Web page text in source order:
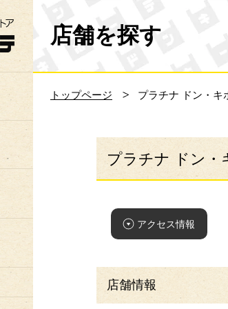
総合ディスカウントストア 驚安の殿堂 ドン・キ
店舗を探す
トップページ プラチナ ドン・キ
プラチナ ドン・
アクセス情報
店舗情報